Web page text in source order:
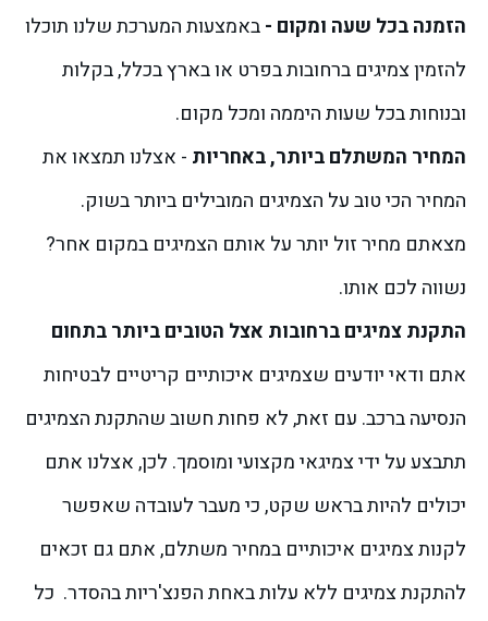
הזמנה בכל שעה ומקום -באמצעות המערכת שלנו תוכלו
להזמין צמיגים ברחובות בפרט או בארץ בכלל, בקלות
ובנוחות בכל שעות היממה ומכל מקום.
המחיר המשתלם ביותר, באחריות - אצלנו תמצאו את
המחיר הכי טוב על הצמיגים המובילים ביותר בשוק.
מצאתם מחיר זול יותר על אותם הצמיגים במקום אחר?
נשווה לכם אותו.
התקנת צמיגים ברחובות אצל הטובים ביותר בתחום
אתם ודאי יודעים שצמיגים איכותיים קריטיים לבטיחות
הנסיעה ברכב. עם זאת, לא פחות חשוב שהתקנת הצמיגים
תתבצע על ידי צמיגאי מקצועי ומוסמך. לכן, אצלנו אתם
יכולים להיות בראש שקט, כי מעבר לעובדה שאפשר
לקנות צמיגים איכותיים במחיר משתלם, אתם גם זכאים
להתקנת צמיגים ללא עלות באחת הפנצ'ריות בהסדר. כל